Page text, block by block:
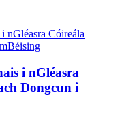
i nGléasra
Dongcun i